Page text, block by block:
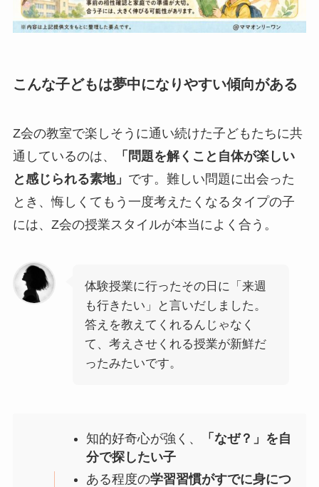
こんな子どもは夢中になりやすい傾向がある
Z会の教室で楽しそうに通い続けた子どもたちに共
通しているのは、
「問題を解くこと自体が楽しい
と感じられる素地」 です。難しい問題に出会った
とき、悔しくてもう一度考えたくなるタイプの子
には、Z会の授業スタイルが本当によく合う。
体験授業に行ったその日に「来週
も行きたい」と言いだしました。
答えを教えてくれるんじゃなく
て、考えさせくれる授業が新鮮だ
ったみたいです。
知的好奇心が強く、
「なぜ？」を自
分で探したい子
ある程度の学習習慣がすでに身につ